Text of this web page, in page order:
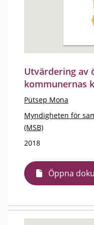
Utvärdering av
kommunernas
Pütsep Mona
Myndigheten för
(MSB)
2018
Öppna